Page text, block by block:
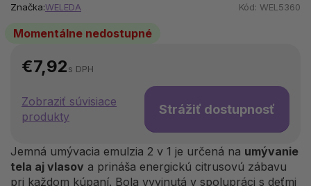
€7,92s DPH
Zobraziť súvisiace
produkty
Strážiť dostupnosť
Jemná umývacia emulzia 2 v 1 je určená na umývanie
tela aj vlasov a prináša energickú citrusovú zábavu
pri každom kúpaní. Bola vyvinutá v spolupráci s deťmi
Značka:WELEDA Kód: WEL5360
Momentálne nedostupné